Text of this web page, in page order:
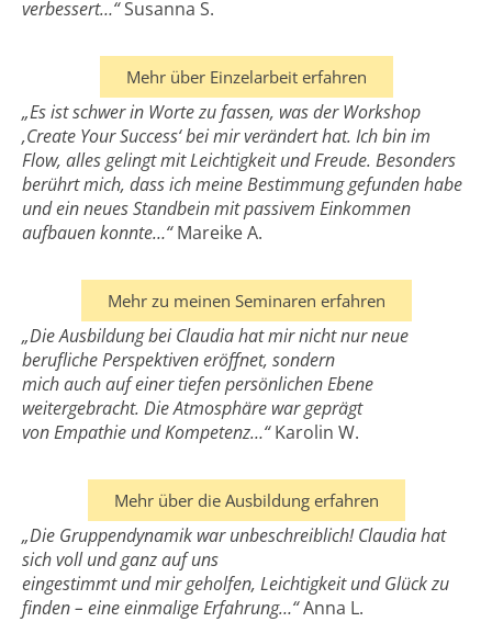
verbessert…“Susanna S.
Mehr über Einzelarbeit erfahren
„Es ist schwer in Worte zu fassen, was der Workshop
‚Create Your Success‘ bei mir verändert hat. Ich bin im
Flow, alles gelingt mit Leichtigkeit und Freude. Besonders
berührt mich, dass ich meine Bestimmung gefunden habe
und ein neues Standbein mit passivem Einkommen
aufbauen konnte…“Mareike A.
Mehr zu meinen Seminaren erfahren
„Die Ausbildung bei Claudia hat mir nicht nur neue
berufliche Perspektiven eröffnet, sondern
mich auch auf einer tiefen persönlichen Ebene
weitergebracht. Die Atmosphäre war geprägt
von Empathie und Kompetenz…“Karolin W.
Mehr über die Ausbildung erfahren
„Die Gruppendynamik war unbeschreiblich! Claudia hat
sich voll und ganz auf uns
eingestimmt und mir geholfen, Leichtigkeit und Glück zu
finden – eine einmalige Erfahrung…“Anna L.